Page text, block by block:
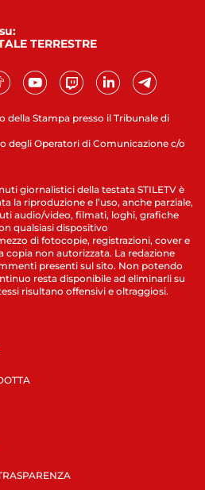
della Stampa presso il Tribunale di
degli Operatori di Comunicazione c/o
TERRESTRE
giornalistici della testata STILETV è
la riproduzione e l’uso, anche parziale,
audio/video, filmati, loghi, grafiche
qualsiasi dispositivo
di fotocopie, registrazioni, cover e
non autorizzata. La redazione
presenti sul sito. Non potendo
resta disponibile ad eliminarli su
risultano offensivi e oltraggiosi.